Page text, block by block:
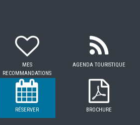
MES
RECOMMANDATIONS
AGENDA TOURISTIQUE
RÉSERVER BROCHURE